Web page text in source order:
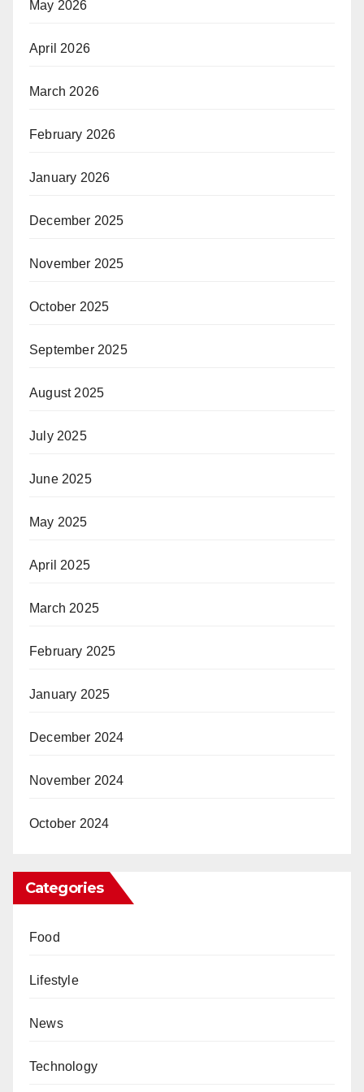
May 2026
April 2026
March 2026
February 2026
January 2026
December 2025
November 2025
October 2025
September 2025
August 2025
July 2025
June 2025
May 2025
April 2025
March 2025
February 2025
January 2025
December 2024
November 2024
October 2024
Categories
Food
Lifestyle
News
Technology